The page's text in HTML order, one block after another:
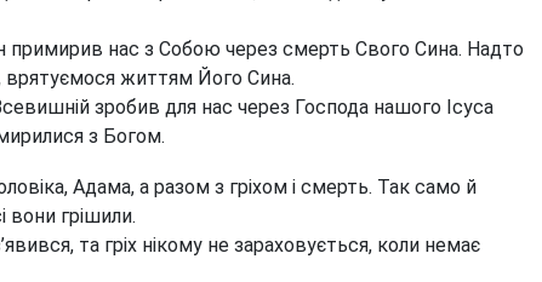
примирив нас з Собою через смерть Свого Сина. Надто
врятуємося життям Його Сина.
зробив для нас через Господа нашого Ісуса
з Богом.
Адама, а разом з гріхом і смерть. Так само й
вони грішили.
та гріх нікому не зараховується, коли немає